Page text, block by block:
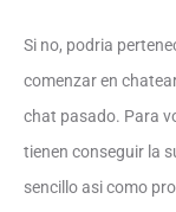
Si no, podria
comenzar en
chat pasado. Para
tienen conseguir la
sencillo asi­ como